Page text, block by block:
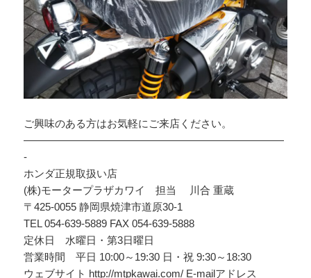
ご興味のある方はお気軽にご来店ください。
—————————————————————————
-
ホンダ正規取扱い店
(株)モータープラザカワイ 担当 川合 重蔵
〒425-0055 静岡県焼津市道原30-1
TEL 054-639-5889 FAX 054-639-5888
定休日 水曜日・第3日曜日
営業時間 平日 10:00～19:30 日・祝 9:30～18:30
ウェブサイト http://mtpkawai.com/ E-mailアドレス